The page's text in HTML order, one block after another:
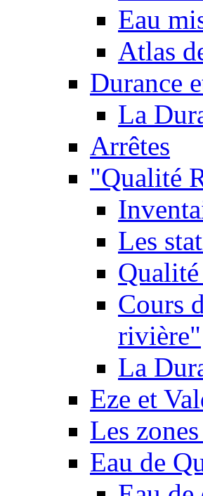
Eau
Atlas
Durance
La
Arrêtes
"Qualité
Les
Cours
rivière"
La
Eze et
Les
Eau de